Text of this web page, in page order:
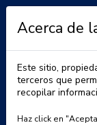
Acerca de
Este sitio,
terceros que
recopilar
Haz click en